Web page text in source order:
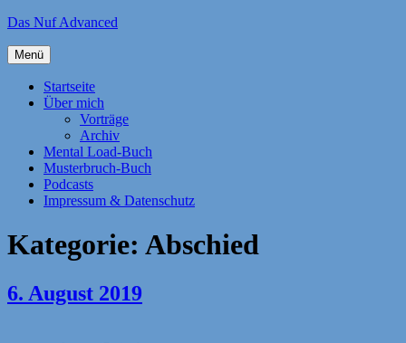
Zum
springen
Das Nuf Advanced
Menü
Startseite
Über mich
Vorträge
Archiv
Mental Load-Buch
Musterbruch-Buch
Podcasts
Impressum & Datenschutz
Kategorie: Abschied
6. August 2019